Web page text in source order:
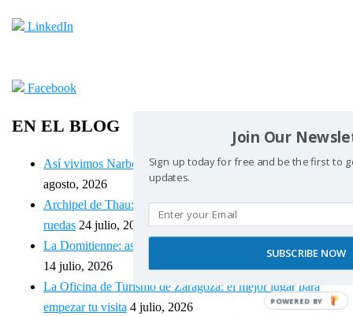
LinkedIn
Facebook
EN EL BLOG
Así vivimos Narbonne-Côte du Midi en silla de ruedas 1
agosto, 2026
Archipel de Thau: donde el Mediterráneo se vive en silla de
ruedas 24 julio, 2026
La Domitienne: así vivimos un destino accesible en Francia
14 julio, 2026
La Oficina de Turismo de Zaragoza: el mejor lugar para
empezar tu visita 4 julio, 2026
Join Our
Sign up today for free and be the first to
updates.
SUBSCRIBE NOW
POWERED BY